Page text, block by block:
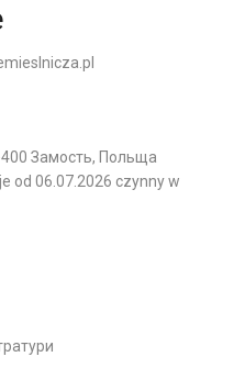
Замость, Польща
od 06.07.2026 czynny w